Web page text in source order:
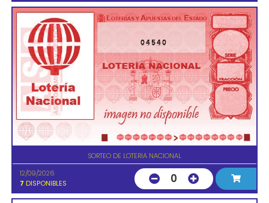
04540
SORTEO DE LOTERIA NACIONAL
12/09/2026
7 DISPONIBLES 0